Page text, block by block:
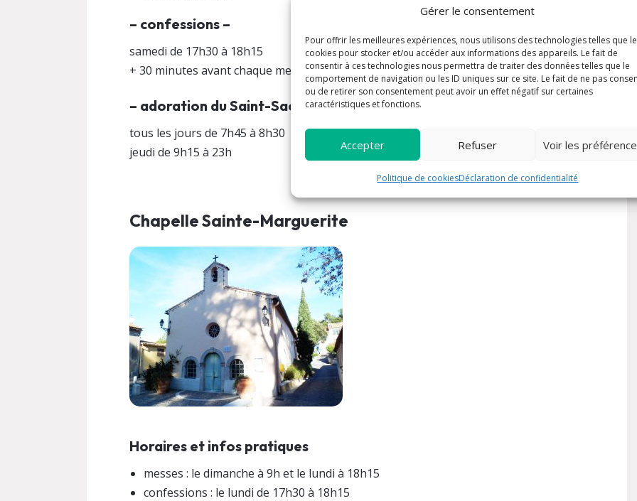
Gérer le consentement
Pour offrir les meilleures expériences, nous utilisons des technologies telles que
cookies pour stocker et/ou accéder aux informations des appareils. Le fait de
consentir à ces technologies nous permettra de traiter des données telles que le
comportement de navigation ou les ID uniques sur ce site. Le fait de ne pas
ou de retirer son consentement peut avoir un effet négatif sur certaines
caractéristiques et fonctions.
Accepter Refuser Voir les
Politique de cookiesDéclaration de confidentialité
– confessions –
samedi de 17h30 à 18h15
+ 30 minutes avant chaque messe
– adoration du Saint-Sacrement –
tous les jours de 7h45 à 8h30
jeudi de 9h15 à 23h
Chapelle Sainte-Marguerite
Horaires et infos pratiques
messes : le dimanche à 9h et le lundi à 18h15
confessions : le lundi de 17h30 à 18h15